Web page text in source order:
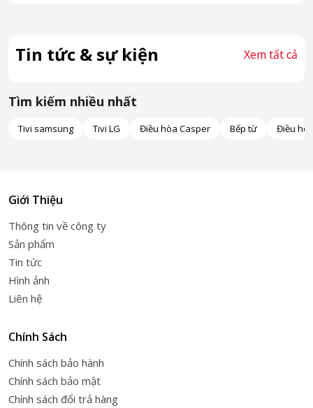
Tin tức & sự kiện Xem tất cả
Tìm kiếm nhiều nhất
Tivi samsung Tivi LG Điều hòa Casper Bếp từ Điều
Giới Thiệu
Thông tin về công ty
Sản phẩm
Tin tức
Hình ảnh
Liên hệ
Chính Sách
Chính sách bảo hành
Chính sách bảo mật
Chính sách đổi trả hàng